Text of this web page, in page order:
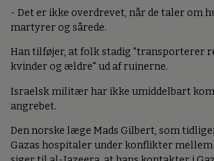
- Det er ikke overdrevet, når de taler om
martyrer og sårede.
Han tilføjer, at folk stadig "transporterer
kvinder og ældre" ud af ruinerne.
Israelsk militær har ikke umiddelbart
angrebet.
Den norske læge Mads Gilbert, som
Gazas hospitaler under konflikter mellem